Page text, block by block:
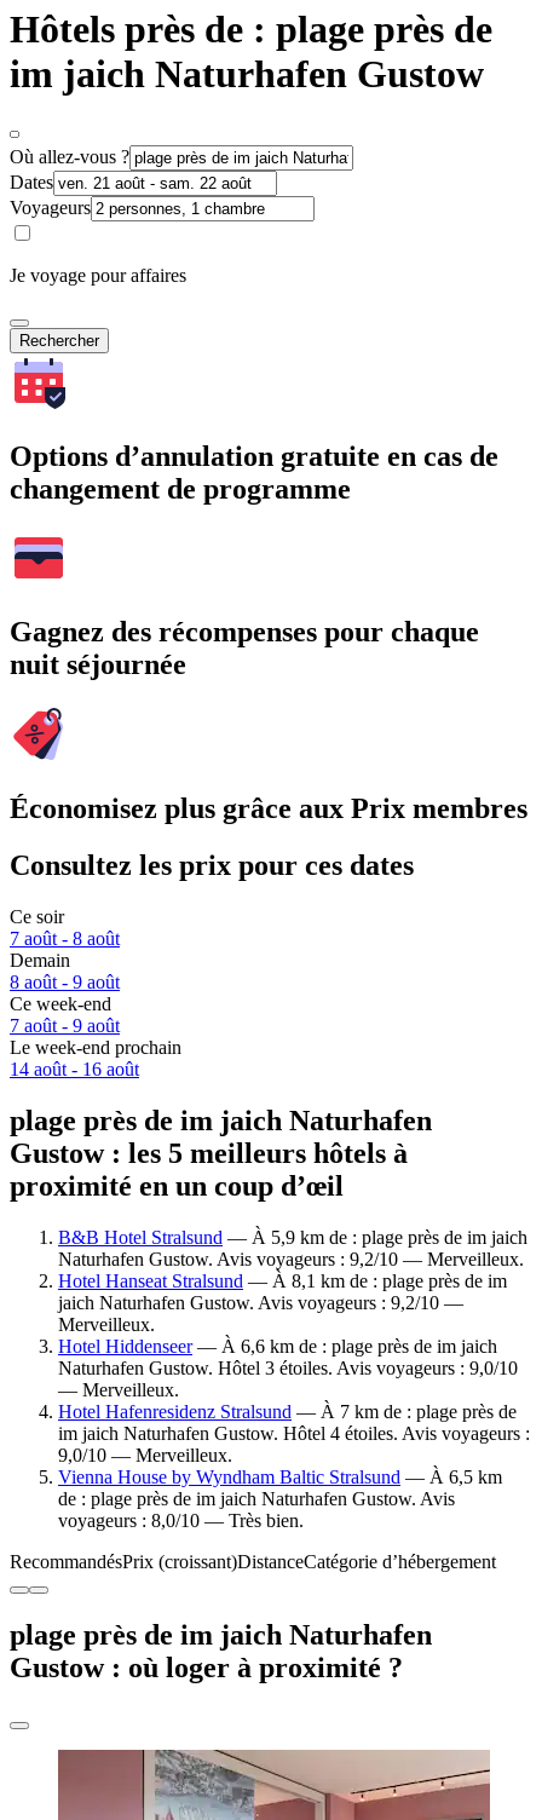
Hôtels près de : plage près de
im jaich Naturhafen Gustow
Où allez-vous ?
Dates
Voyageurs
Je voyage pour affaires
Rechercher
Options d’annulation gratuite en cas de
changement de programme
Gagnez des récompenses pour chaque
nuit séjournée
Économisez plus grâce aux Prix membres
Consultez les prix pour ces dates
Ce soir
7 août - 8 août
Demain
8 août - 9 août
Ce week-end
7 août - 9 août
Le week-end prochain
14 août - 16 août
plage près de im jaich Naturhafen
Gustow : les 5 meilleurs hôtels à
proximité en un coup d’œil
B&B Hotel Stralsund — À 5,9 km de : plage près de im jaich
Naturhafen Gustow. Avis voyageurs : 9,2/10 — Merveilleux.
Hotel Hanseat Stralsund — À 8,1 km de : plage près de im
jaich Naturhafen Gustow. Avis voyageurs : 9,2/10 —
Merveilleux.
Hotel Hiddenseer— À 6,6 km de : plage près de im jaich
Naturhafen Gustow. Hôtel 3 étoiles. Avis voyageurs : 9,0/10
— Merveilleux.
Hotel Hafenresidenz Stralsund — À 7 km de : plage près de
im jaich Naturhafen Gustow. Hôtel 4 étoiles. Avis voyageurs :
9,0/10 — Merveilleux.
Vienna House by Wyndham Baltic Stralsund — À 6,5 km
de : plage près de im jaich Naturhafen Gustow. Avis
voyageurs : 8,0/10 — Très bien.
RecommandésPrix (croissant)DistanceCatégorie d’hébergement
plage près de im jaich Naturhafen
Gustow : où loger à proximité ?